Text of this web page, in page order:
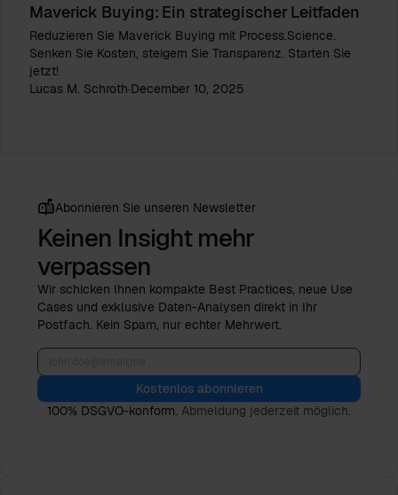
Maverick Buying: Ein strategischer Leitfaden
Reduzieren Sie Maverick Buying mit Process.Science.
Senken Sie Kosten, steigern Sie Transparenz. Starten Sie
jetzt!
Lucas M. Schroth·December 10, 2025
Abonnieren Sie unseren Newsletter
Keinen Insight mehr
verpassen
Wir schicken Ihnen kompakte Best Practices, neue Use
Cases und exklusive Daten-Analysen direkt in Ihr
Postfach. Kein Spam, nur echter Mehrwert.
Kostenlos abonnieren
100% DSGVO-konform. Abmeldung jederzeit möglich.